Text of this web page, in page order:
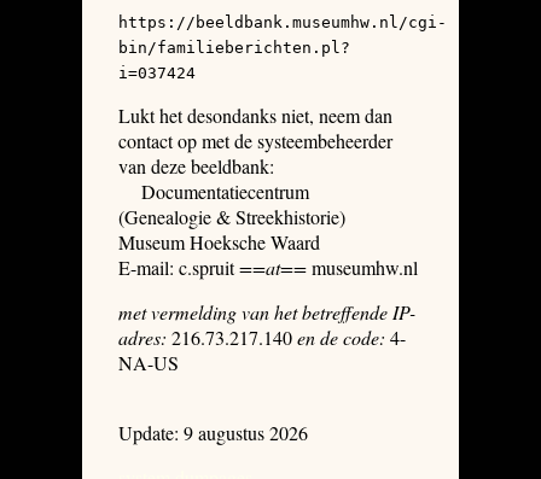
https://beeldbank.museumhw.nl/cgi-
bin/familieberichten.pl?
i=037424
Lukt het desondanks niet, neem dan
contact op met de systeembeheerder
van deze beeldbank:
Documentatiecentrum
(Genealogie & Streekhistorie)
Museum Hoeksche Waard
E-mail: c.spruit==at==museumhw.nl
met vermelding van het betreffende IP-
adres: 216.73.217.140en de code: 4-
NA-US
Update: 9 augustus 2026